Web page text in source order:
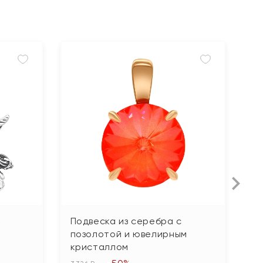
Подвеска из серебра с
позолотой и ювелирным
кристаллом